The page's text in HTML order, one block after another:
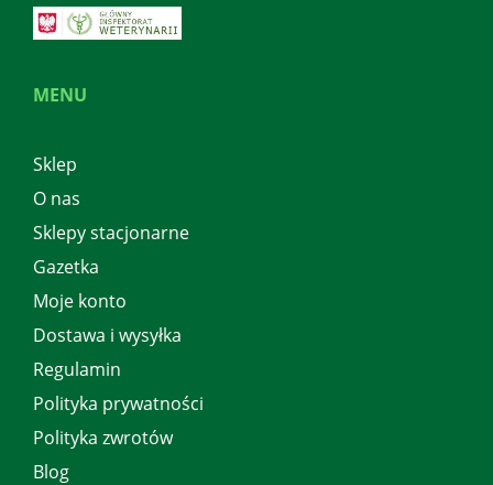
MENU
Sklep
O nas
Sklepy stacjonarne
Gazetka
Moje konto
Dostawa i wysyłka
Regulamin
Polityka prywatności
Polityka zwrotów
Blog